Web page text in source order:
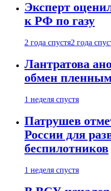
Эксперт
к РФ по газу
2 года спустя2 года
Лантратова
обмен
1 неделя спустя
Патрушев
России для
беспилотников
1 неделя спустя